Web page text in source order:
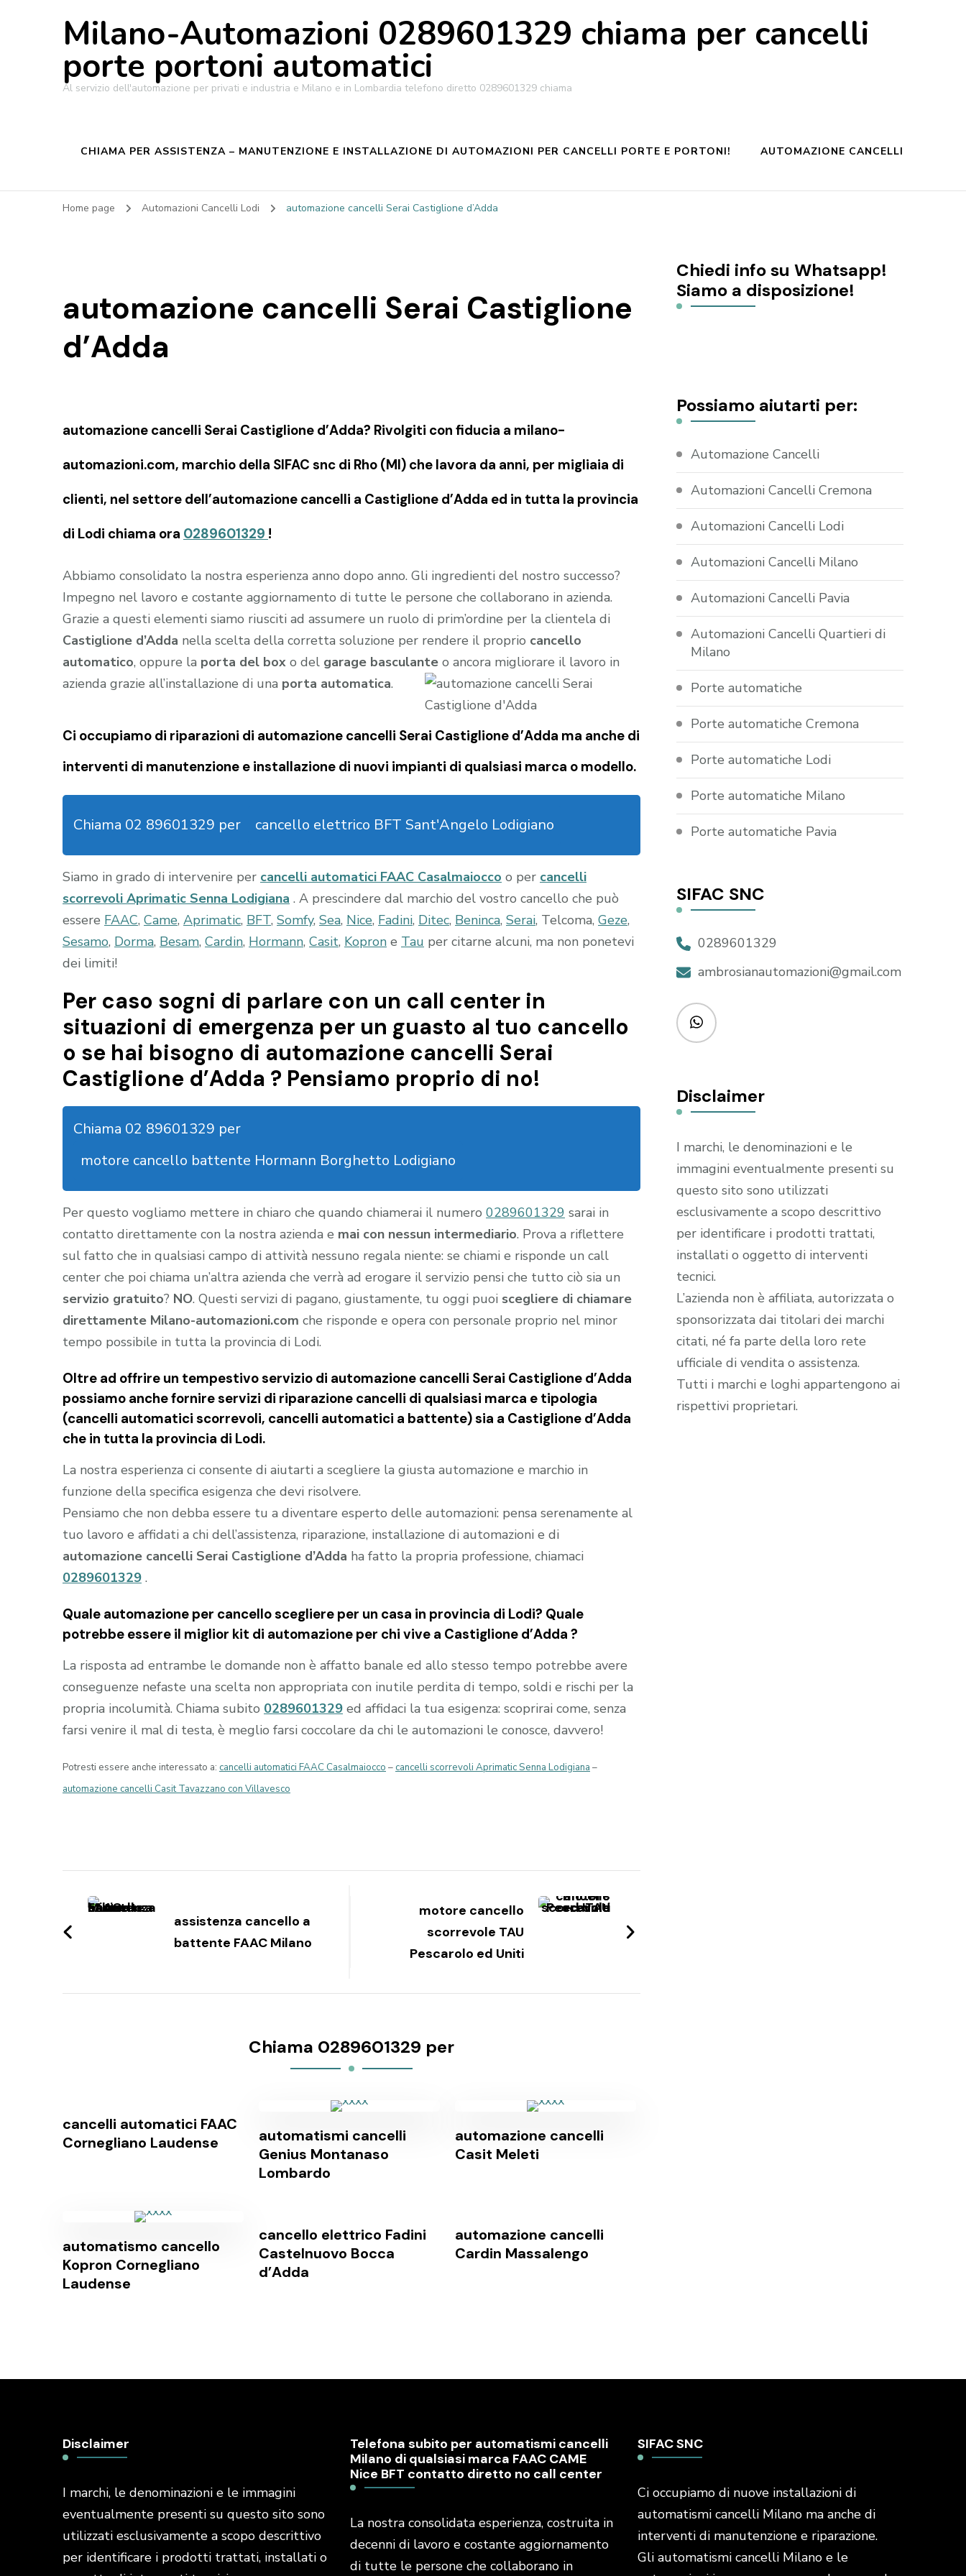
Milano-Automazioni 0289601329 chiama per cancelli
porte portoni automatici
Al servizio dell'automazione per privati e industria e Milano e in Lombardia telefono diretto 0289601329 chiama
CHIAMA PER ASSISTENZA – MANUTENZIONE E INSTALLAZIONE DI AUTOMAZIONI PER CANCELLI PORTE E PORTONI! AUTOMAZIONE CANCELLI
Home page Automazioni Cancelli Lodi automazione cancelli Serai Castiglione d’Adda
automazione cancelli Serai Castiglione
d’Adda
automazione cancelli Serai Castiglione d’Adda? Rivolgiti con fiducia a milano-
automazioni.com, marchio della SIFAC snc di Rho (MI) che lavora da anni, per migliaia di
clienti, nel settore dell’automazione cancelli a Castiglione d’Adda ed in tutta la provincia
di Lodi chiama ora 0289601329 !
Abbiamo consolidato la nostra esperienza anno dopo anno. Gli ingredienti del nostro successo?
Impegno nel lavoro e costante aggiornamento di tutte le persone che collaborano in azienda.
Grazie a questi elementi siamo riusciti ad assumere un ruolo di prim’ordine per la clientela di
Castiglione d’Adda nella scelta della corretta soluzione per rendere il proprio cancello
automatico, oppure la porta del box o del garage basculante o ancora migliorare il lavoro in
azienda grazie all’installazione di una porta automatica.
Ci occupiamo di riparazioni di automazione cancelli Serai Castiglione d’Adda ma anche di
interventi di manutenzione e installazione di nuovi impianti di qualsiasi marca o modello.
Chiama 02 89601329 per cancello elettrico BFT Sant'Angelo Lodigiano
Siamo in grado di intervenire per cancelli automatici FAAC Casalmaiocco o per cancelli
scorrevoli Aprimatic Senna Lodigiana . A prescindere dal marchio del vostro cancello che può
essere FAAC, Came, Aprimatic, BFT, Somfy, Sea, Nice, Fadini, Ditec, Beninca, Serai, Telcoma, Geze,
Sesamo, Dorma, Besam, Cardin, Hormann, Casit, Kopron e Tau per citarne alcuni, ma non ponetevi
dei limiti!
Per caso sogni di parlare con un call center in
situazioni di emergenza per un guasto al tuo cancello
o se hai bisogno di automazione cancelli Serai
Castiglione d’Adda ? Pensiamo proprio di no!
Chiama 02 89601329 per
motore cancello battente Hormann Borghetto Lodigiano
Per questo vogliamo mettere in chiaro che quando chiamerai il numero 0289601329 sarai in
contatto direttamente con la nostra azienda e mai con nessun intermediario. Prova a riflettere
sul fatto che in qualsiasi campo di attività nessuno regala niente: se chiami e risponde un call
center che poi chiama un’altra azienda che verrà ad erogare il servizio pensi che tutto ciò sia un
servizio gratuito? NO. Questi servizi di pagano, giustamente, tu oggi puoi scegliere di chiamare
direttamente Milano-automazioni.com che risponde e opera con personale proprio nel minor
tempo possibile in tutta la provincia di Lodi.
Oltre ad offrire un tempestivo servizio di automazione cancelli Serai Castiglione d’Adda
possiamo anche fornire servizi di riparazione cancelli di qualsiasi marca e tipologia
(cancelli automatici scorrevoli, cancelli automatici a battente) sia a Castiglione d’Adda
che in tutta la provincia di Lodi.
La nostra esperienza ci consente di aiutarti a scegliere la giusta automazione e marchio in
funzione della specifica esigenza che devi risolvere.
Pensiamo che non debba essere tu a diventare esperto delle automazioni: pensa serenamente al
tuo lavoro e affidati a chi dell’assistenza, riparazione, installazione di automazioni e di
automazione cancelli Serai Castiglione d’Adda ha fatto la propria professione, chiamaci
0289601329 .
Quale automazione per cancello scegliere per un casa in provincia di Lodi? Quale
potrebbe essere il miglior kit di automazione per chi vive a Castiglione d’Adda ?
La risposta ad entrambe le domande non è affatto banale ed allo stesso tempo potrebbe avere
conseguenze nefaste una scelta non appropriata con inutile perdita di tempo, soldi e rischi per la
propria incolumità. Chiama subito 0289601329 ed affidaci la tua esigenza: scoprirai come, senza
farsi venire il mal di testa, è meglio farsi coccolare da chi le automazioni le conosce, davvero!
Potresti essere anche interessato a: cancelli automatici FAAC Casalmaiocco –cancelli scorrevoli Aprimatic Senna Lodigiana –
automazione cancelli Casit Tavazzano con Villavesco
articoli
assistenza cancello a
battente FAAC Milano
motore cancello
scorrevole TAU
Pescarolo ed Uniti
Chiama 0289601329 per
cancelli automatici FAAC
Cornegliano Laudense
automatismi cancelli
Genius Montanaso
Lombardo
automazione cancelli
Casit Meleti
automatismo cancello
Kopron Cornegliano
Laudense
cancello elettrico Fadini
Castelnuovo Bocca
d’Adda
automazione cancelli
Cardin Massalengo
Chiedi info su Whatsapp!
Siamo a disposizione!
Possiamo aiutarti per:
Automazione Cancelli
Automazioni Cancelli Cremona
Automazioni Cancelli Lodi
Automazioni Cancelli Milano
Automazioni Cancelli Pavia
Automazioni Cancelli Quartieri di
Milano
Porte automatiche
Porte automatiche Cremona
Porte automatiche Lodi
Porte automatiche Milano
Porte automatiche Pavia
SIFAC SNC
0289601329
ambrosianautomazioni@gmail.com
Disclaimer
I marchi, le denominazioni e le
immagini eventualmente presenti su
questo sito sono utilizzati
esclusivamente a scopo descrittivo
per identificare i prodotti trattati,
installati o oggetto di interventi
tecnici.
L’azienda non è affiliata, autorizzata o
sponsorizzata dai titolari dei marchi
citati, né fa parte della loro rete
ufficiale di vendita o assistenza.
Tutti i marchi e loghi appartengono ai
rispettivi proprietari.
Disclaimer
I marchi, le denominazioni e le immagini
eventualmente presenti su questo sito sono
utilizzati esclusivamente a scopo descrittivo
per identificare i prodotti trattati, installati o
Telefona subito per automatismi cancelli
Milano di qualsiasi marca FAAC CAME
Nice BFT contatto diretto no call center
La nostra consolidata esperienza, costruita in
decenni di lavoro e costante aggiornamento
di tutte le persone che collaborano in
SIFAC SNC
Ci occupiamo di nuove installazioni di
automatismi cancelli Milano ma anche di
interventi di manutenzione e riparazione.
Gli automatismi cancelli Milano e le